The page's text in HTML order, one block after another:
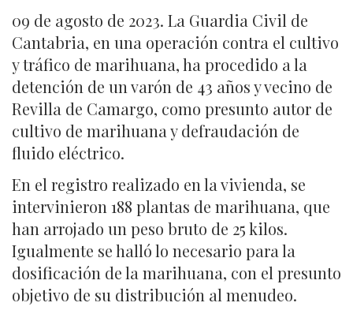
09 de agosto de 2023. La Guardia Civil de
Cantabria, en una operación contra el cultivo
y tráfico de marihuana, ha procedido a la
detención de un varón de 43 años y vecino de
Revilla de Camargo, como presunto autor de
cultivo de marihuana y defraudación de
fluido eléctrico.
En el registro realizado en la vivienda, se
intervinieron 188 plantas de marihuana, que
han arrojado un peso bruto de 25 kilos.
Igualmente se halló lo necesario para la
dosificación de la marihuana, con el presunto
objetivo de su distribución al menudeo.